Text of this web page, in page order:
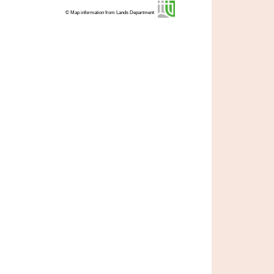
© Map information from Lands Department